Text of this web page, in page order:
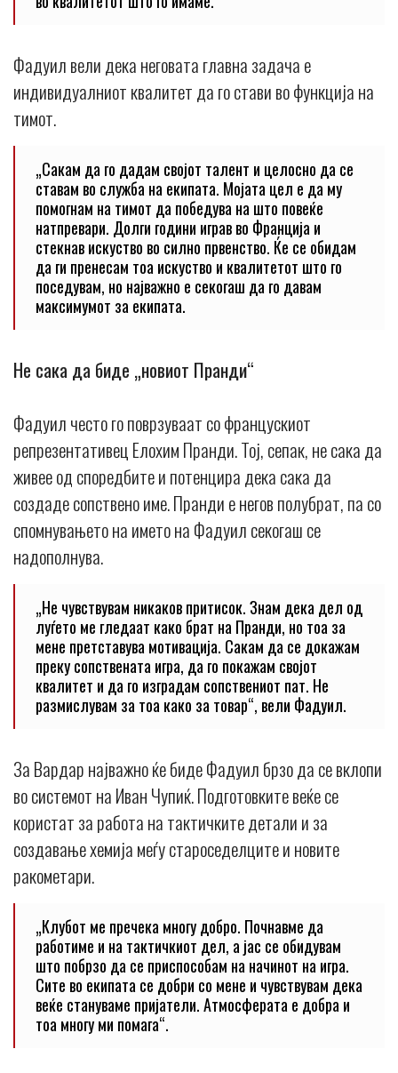
Фадуил вели дека неговата главна задача е
индивидуалниот квалитет да го стави во функција на
тимот.
„Сакам да го дадам својот талент и целосно да се
ставам во служба на екипата. Мојата цел е да му
помогнам на тимот да победува на што повеќе
натпревари. Долги години играв во Франција и
стекнав искуство во силно првенство. Ќе се обидам
да ги пренесам тоа искуство и квалитетот што го
поседувам, но најважно е секогаш да го давам
максимумот за екипата.
Не сака да биде „новиот Пранди“
Фадуил често го поврзуваат со францускиот
репрезентативец Елохим Пранди. Тој, сепак, не сака да
живее од споредбите и потенцира дека сака да
создаде сопствено име. Пранди е негов полубрат, па со
спомнувањето на името на Фадуил секогаш се
надополнува.
„Не чувствувам никаков притисок. Знам дека дел од
луѓето ме гледаат како брат на Пранди, но тоа за
мене претставува мотивација. Сакам да се докажам
преку сопствената игра, да го покажам својот
квалитет и да го изградам сопствениот пат. Не
размислувам за тоа како за товар“, вели Фадуил.
За Вардар најважно ќе биде Фадуил брзо да се вклопи
во системот на Иван Чупиќ. Подготовките веќе се
користат за работа на тактичките детали и за
создавање хемија меѓу староседелците и новите
ракометари.
„Клубот ме пречека многу добро. Почнавме да
работиме и на тактичкиот дел, а јас се обидувам
што побрзо да се приспособам на начинот на игра.
Сите во екипата се добри со мене и чувствувам дека
веќе стануваме пријатели. Атмосферата е добра и
тоа многу ми помага“.